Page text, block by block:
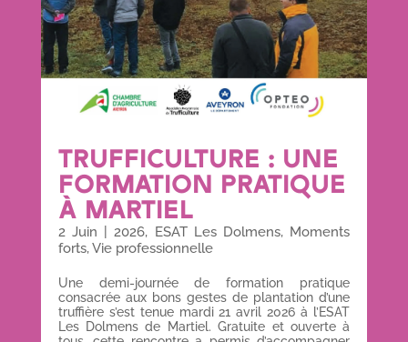
TRUFFICULTURE : UNE
FORMATION PRATIQUE
À MARTIEL
2 Juin |2026, ESAT Les Dolmens, Moments
forts,Vie professionnelle
Une demi-journée de formation pratique
consacrée aux bons gestes de plantation d’une
truffière s’est tenue mardi 21 avril 2026 à l’ESAT
Les Dolmens de Martiel. Gratuite et ouverte à